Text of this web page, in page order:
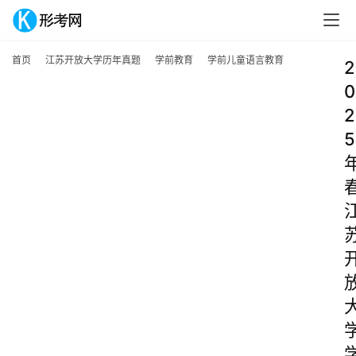
首页 江苏开放大学历年真题 学前教育 学前儿童语言教育
2
0
2
5